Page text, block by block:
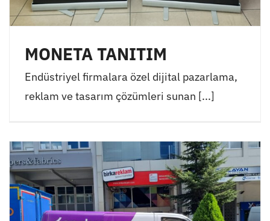
MONETA TANITIM
Endüstriyel firmalara özel dijital pazarlama,
reklam ve tasarım çözümleri sunan [...]